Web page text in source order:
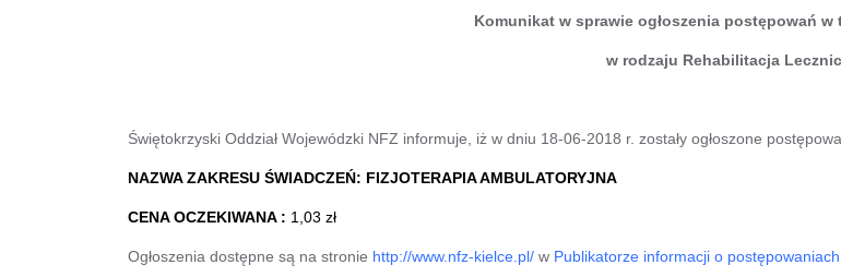
Komunikat w sprawie ogłoszenia postępowań
w rodzaju Rehabilitacja
Świętokrzyski Oddział Wojewódzki NFZ informuje, iż w dniu 18-06-2018 r. zostały ogłoszone
NAZWA ZAKRESU ŚWIADCZEŃ: FIZJOTERAPIA AMBULATORYJNA
CENA OCZEKIWANA : 1,03 zł
Ogłoszenia dostępne są na stronie http://www.nfz-kielce.pl/ w Publikatorze informacji o postępowaniach